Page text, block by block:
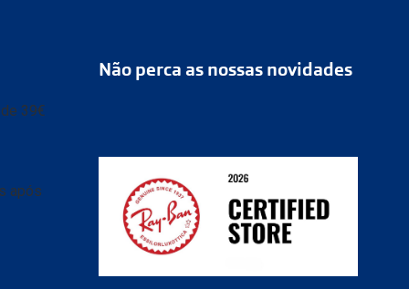
39€
após
Não perca as nossas novidades